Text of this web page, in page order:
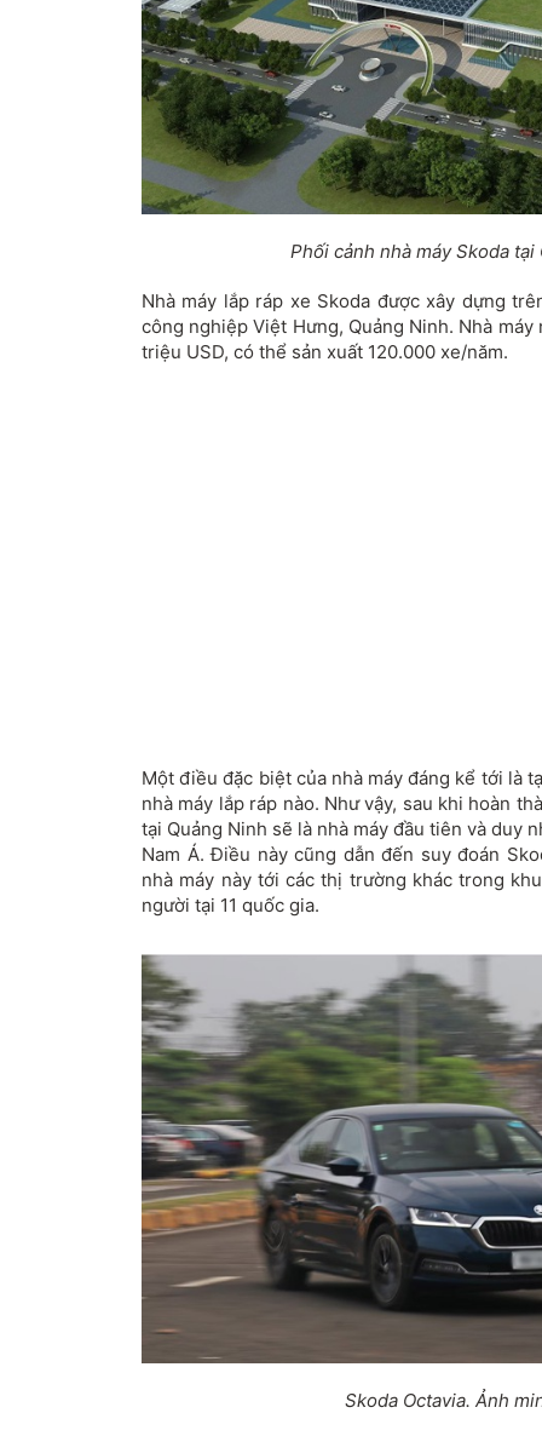
Phối cảnh nhà máy Skoda tại
Nhà máy lắp ráp xe Skoda được xây dựng
công nghiệp Việt Hưng, Quảng Ninh. Nhà
triệu USD, có thể sản xuất 120.000 xe/năm.
Một điều đặc biệt của nhà máy đáng kể tới là
nhà máy lắp ráp nào. Như vậy, sau khi hoàn
tại Quảng Ninh sẽ là nhà máy đầu tiên và duy
Nam Á. Điều này cũng dẫn đến suy đoán
nhà máy này tới các thị trường khác trong
người tại 11 quốc gia.
Skoda Octavia. Ảnh